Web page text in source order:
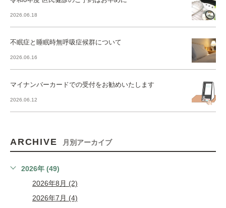
2026.06.18
不眠症と睡眠時無呼吸症候群について
2026.06.16
マイナンバーカードでの受付をお勧めいたします
2026.06.12
ARCHIVE 月別アーカイブ
2026年 (49)
2026年8月 (2)
2026年7月 (4)